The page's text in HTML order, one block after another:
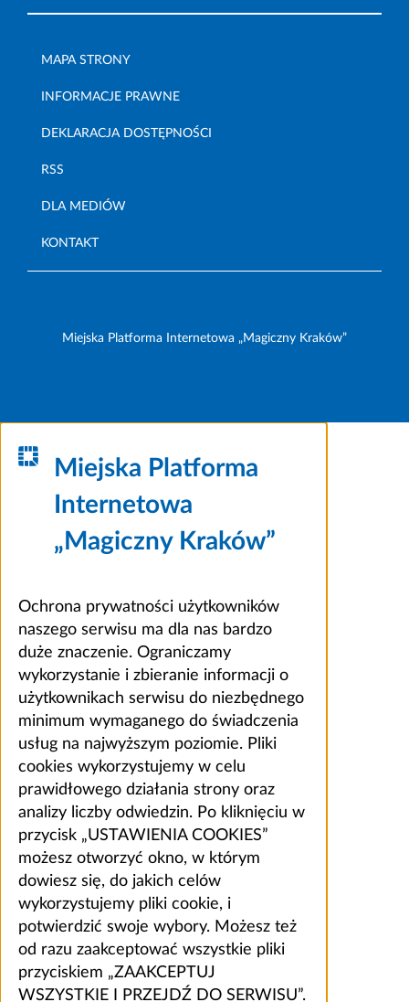
MAPA STRONY
INFORMACJE PRAWNE
DEKLARACJA DOSTĘPNOŚCI
RSS
DLA MEDIÓW
KONTAKT
Miejska Platforma Internetowa „Magiczny Kraków”
Miejska Platforma
Internetowa
„Magiczny Kraków”
Ochrona prywatności użytkowników
naszego serwisu ma dla nas bardzo
duże znaczenie. Ograniczamy
wykorzystanie i zbieranie informacji o
użytkownikach serwisu do niezbędnego
minimum wymaganego do świadczenia
usług na najwyższym poziomie. Pliki
cookies wykorzystujemy w celu
prawidłowego działania strony oraz
analizy liczby odwiedzin. Po kliknięciu w
przycisk „USTAWIENIA COOKIES”
możesz otworzyć okno, w którym
dowiesz się, do jakich celów
wykorzystujemy pliki cookie, i
potwierdzić swoje wybory. Możesz też
od razu zaakceptować wszystkie pliki
przyciskiem „ZAAKCEPTUJ
WSZYSTKIE I PRZEJDŹ DO SERWISU”.